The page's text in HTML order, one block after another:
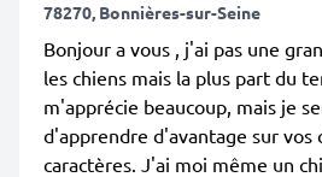
78270, Bonnières-sur-Seine
Bonjour a vous , j'ai pas une
les chiens mais la plus part du
m'apprécie beaucoup, mais je
d'apprendre d'avantage sur vos
caractères. J'ai moi même un